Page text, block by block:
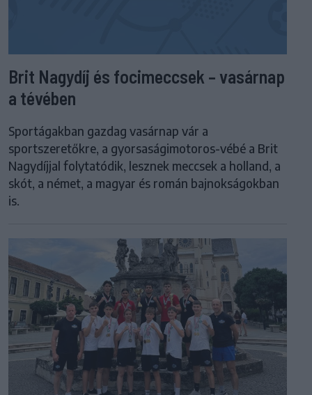
Brit Nagydíj és focimeccsek – vasárnap
a tévében
Sportágakban gazdag vasárnap vár a
sportszeretőkre, a gyorsaságimotoros-vébé a Brit
Nagydíjjal folytatódik, lesznek meccsek a holland, a
skót, a német, a magyar és román bajnokságokban
is.